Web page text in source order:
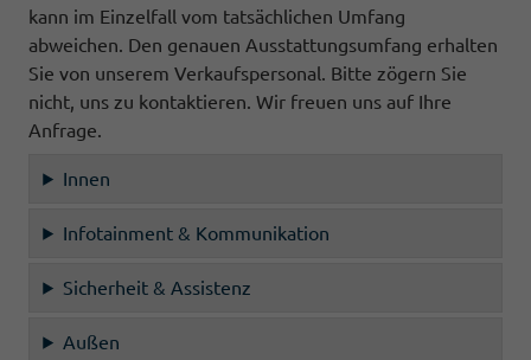
kann im Einzelfall vom tatsächlichen Umfang
abweichen. Den genauen Ausstattungsumfang erhalten
Sie von unserem Verkaufspersonal. Bitte zögern Sie
nicht, uns zu kontaktieren. Wir freuen uns auf Ihre
Anfrage.
Innen
Infotainment & Kommunikation
Sicherheit & Assistenz
Außen